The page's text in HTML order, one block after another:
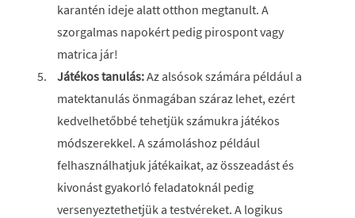
karantén ideje alatt otthon megtanult. A
szorgalmas napokért pedig pirospont vagy
matrica jár!
Játékos tanulás:Az alsósok számára például a
matektanulás önmagában száraz lehet, ezért
kedvelhetőbbé tehetjük számukra játékos
módszerekkel. A számoláshoz például
felhasználhatjuk játékaikat, az összeadást és
kivonást gyakorló feladatoknál pedig
versenyeztethetjük a testvéreket. A logikus